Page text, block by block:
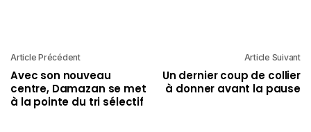
Article Précédent
Avec son nouveau
centre, Damazan se met
à la pointe du tri sélectif
Article Suivant
Un dernier coup de collier
à donner avant la pause